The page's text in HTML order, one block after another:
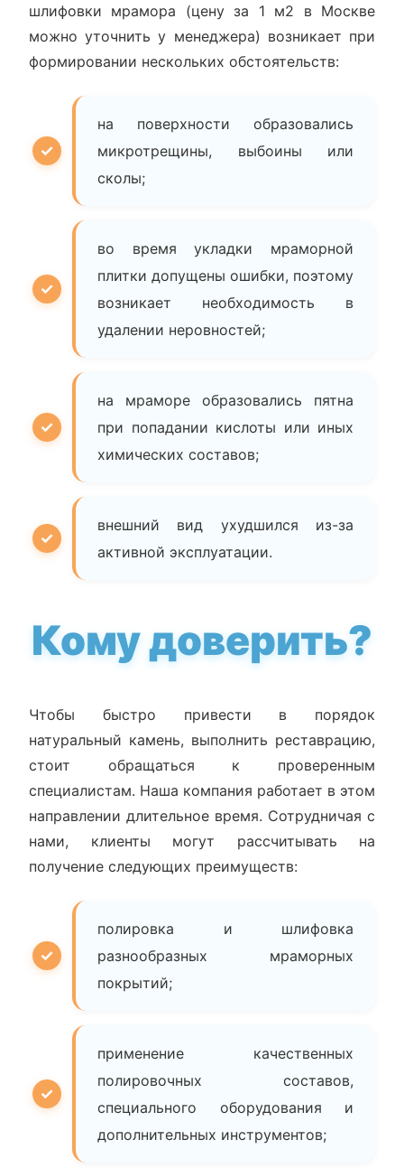
шлифовки мрамора (цену за 1 м2 в Москве
можно уточнить у менеджера) возникает при
формировании нескольких обстоятельств:
на поверхности образовались
микротрещины, выбоины или
сколы;
во время укладки мраморной
плитки допущены ошибки, поэтому
возникает необходимость в
удалении неровностей;
на мраморе образовались пятна
при попадании кислоты или иных
химических составов;
внешний вид ухудшился из-за
активной эксплуатации.
Кому доверить?
Чтобы быстро привести в порядок
натуральный камень, выполнить реставрацию,
стоит обращаться к проверенным
специалистам. Наша компания работает в этом
направлении длительное время. Сотрудничая с
нами, клиенты могут рассчитывать на
получение следующих преимуществ:
полировка и шлифовка
разнообразных мраморных
покрытий;
применение качественных
полировочных составов,
специального оборудования и
дополнительных инструментов;